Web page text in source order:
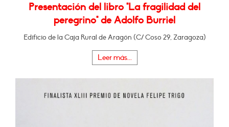
Presentación del libro "La fragilidad del
peregrino" de Adolfo Burriel
Edificio de la Caja Rural de Aragón (C/ Coso 29, Zaragoza)
Leer más...